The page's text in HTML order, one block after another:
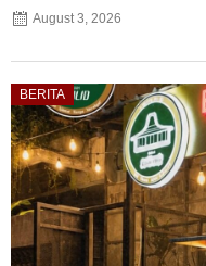
August 3, 2026
BERITA